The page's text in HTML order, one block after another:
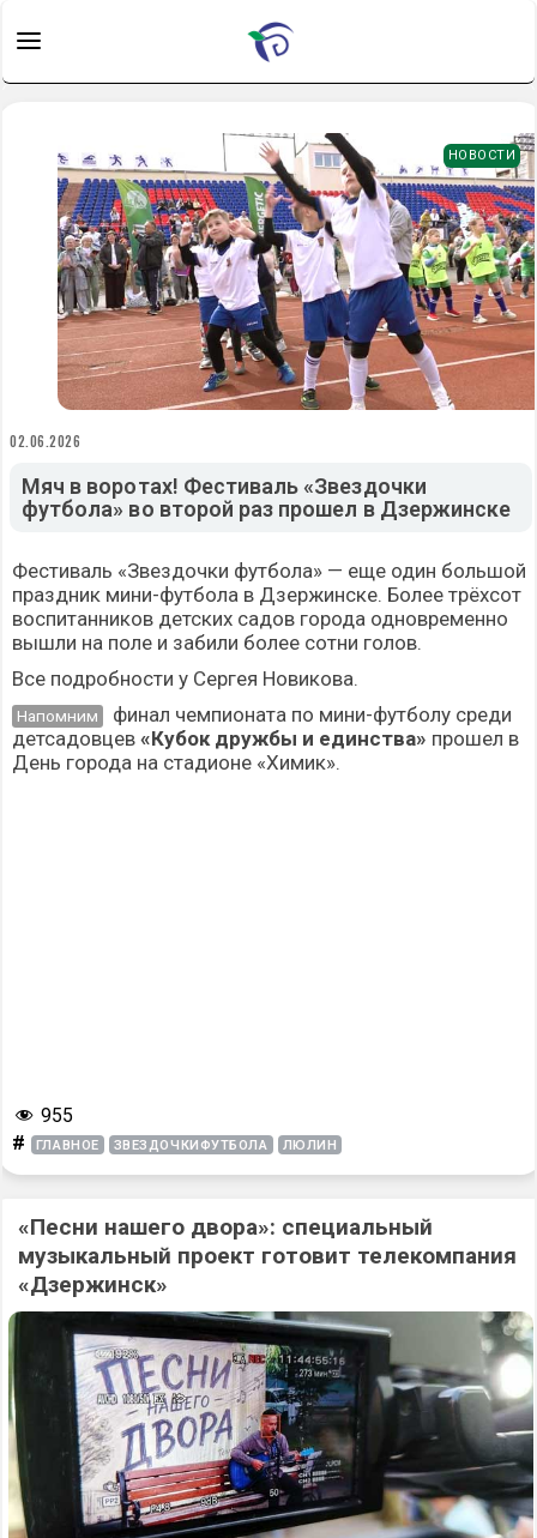
НОВОСТИ
02.06.2026
Мяч в воротах! Фестиваль «Звездочки
футбола» во второй раз прошел в Дзержинске
Фестиваль «Звездочки футбола» — еще один большой
праздник мини-футбола в Дзержинске. Более трёхсот
воспитанников детских садов города одновременно
вышли на поле и забили более сотни голов.
Все подробности у Сергея Новикова.
Напомним
финал чемпионата по мини-футболу среди
детсадовцев «Кубок дружбы и единства» прошел в
День города на стадионе «Химик».
955
# ГЛАВНОЕ ЗВЕЗДОЧКИФУТБОЛА ЛЮЛИН
«Песни нашего двора»: специальный
музыкальный проект готовит телекомпания
«Дзержинск»